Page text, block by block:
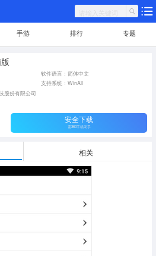
手游 排行 专题
软件语言：简体中文
支持系统：WinAll
股份有限公司
安全下载
需360手机助手
相关